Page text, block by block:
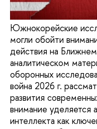
Южнокорейские
могли обойти
действия на
аналитическом
оборонных
война 2026 г.
развития
внимание уделяется
интеллекта как